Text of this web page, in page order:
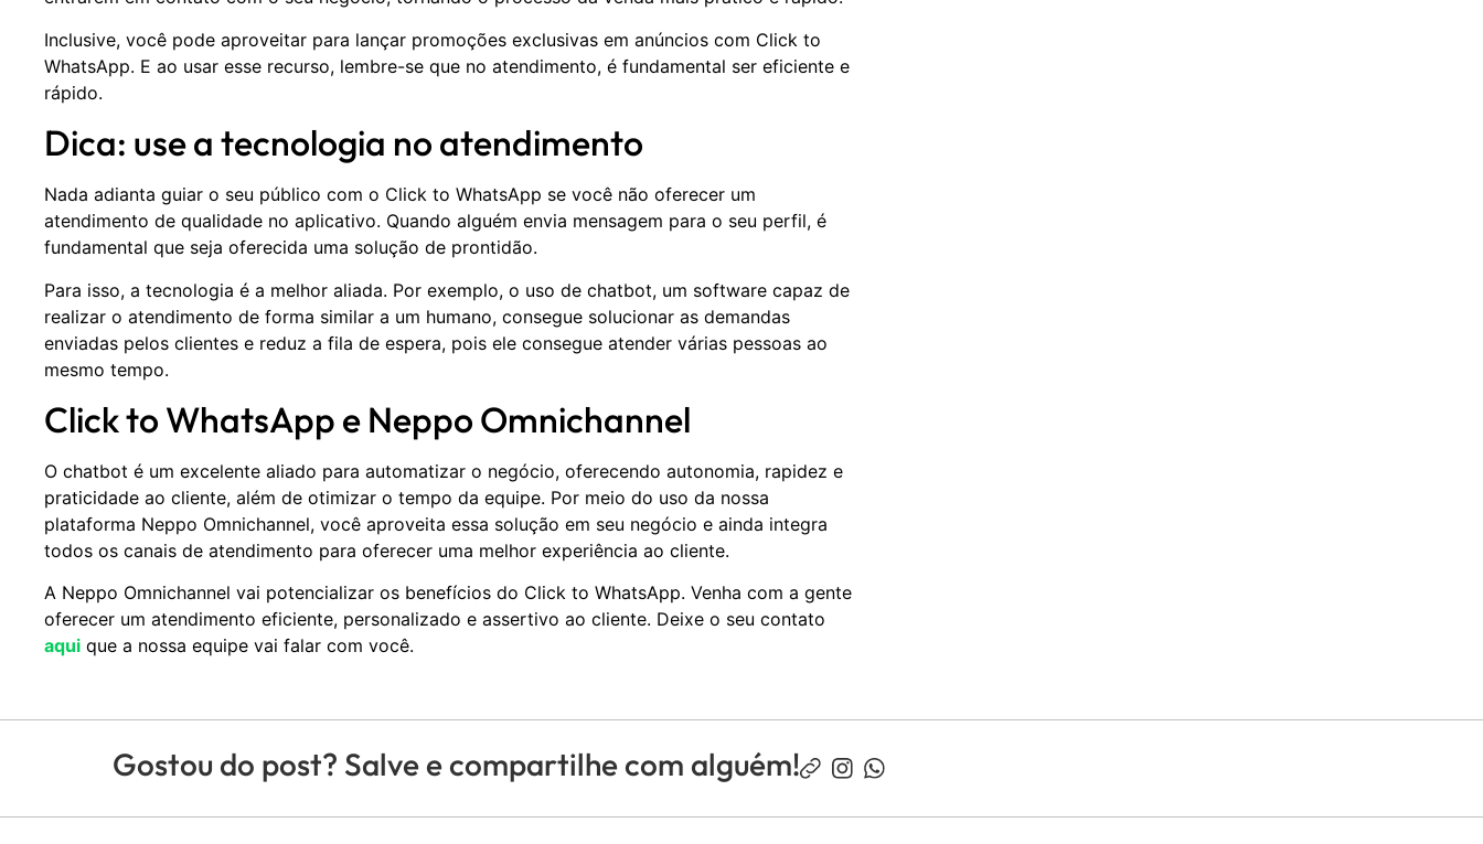
Inclusive, você pode aproveitar para lançar promoções exclusivas em anúncios com Click to
WhatsApp. E ao usar esse recurso, lembre-se que no atendimento, é fundamental ser eficiente e
rápido.
Dica: use a tecnologia no atendimento
Nada adianta guiar o seu público com o Click to WhatsApp se você não oferecer um
atendimento de qualidade no aplicativo. Quando alguém envia mensagem para o seu perfil, é
fundamental que seja oferecida uma solução de prontidão.
Para isso, a tecnologia é a melhor aliada. Por exemplo, o uso de chatbot, um software capaz de
realizar o atendimento de forma similar a um humano, consegue solucionar as demandas
enviadas pelos clientes e reduz a fila de espera, pois ele consegue atender várias pessoas ao
mesmo tempo.
Click to WhatsApp e Neppo Omnichannel
O chatbot é um excelente aliado para automatizar o negócio, oferecendo autonomia, rapidez e
praticidade ao cliente, além de otimizar o tempo da equipe. Por meio do uso da nossa
plataforma Neppo Omnichannel, você aproveita essa solução em seu negócio e ainda integra
todos os canais de atendimento para oferecer uma melhor experiência ao cliente.
A Neppo Omnichannel vai potencializar os benefícios do Click to WhatsApp. Venha com a gente
oferecer um atendimento eficiente, personalizado e assertivo ao cliente. Deixe o seu contato
aqui que a nossa equipe vai falar com você.
Gostou do post? Salve e compartilhe com alguém!